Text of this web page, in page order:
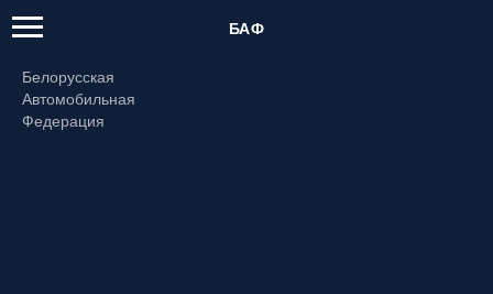
БАФ
Белорусская
Автомобильная
Федерация